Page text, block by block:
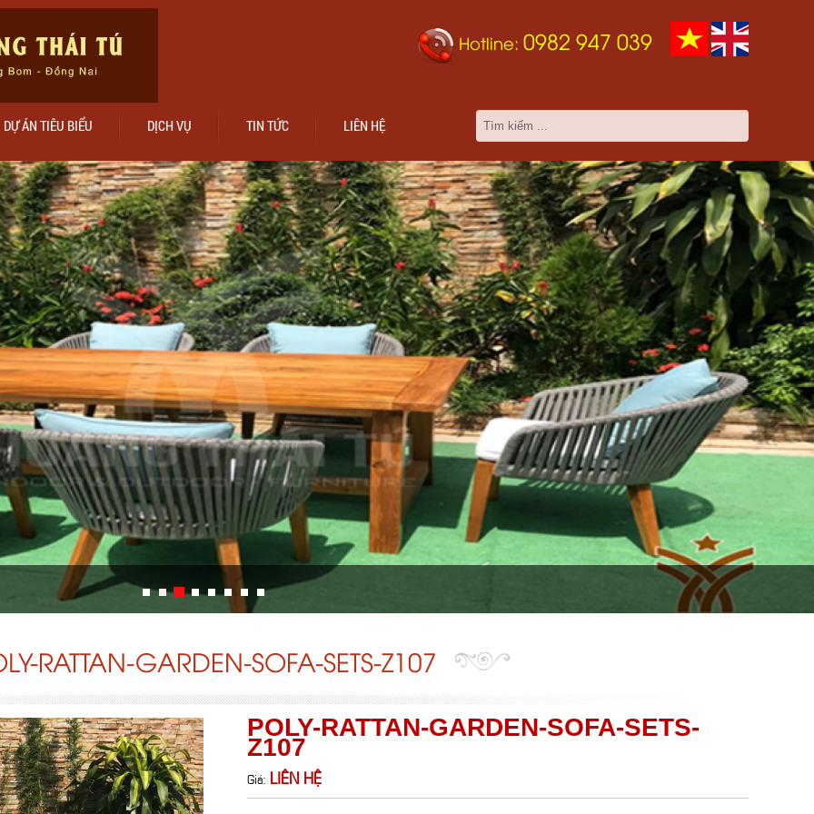
Hotline: 0982 947 039
DỰ ÁN TIÊU BIỂU DỊCH VỤ TIN TỨC LIÊN HỆ
RATTAN-GARDEN-SOFA-SETS-Z107
POLY-RATTAN-GARDEN-SOFA-SETS-
Z107
Giá: LIÊN HỆ